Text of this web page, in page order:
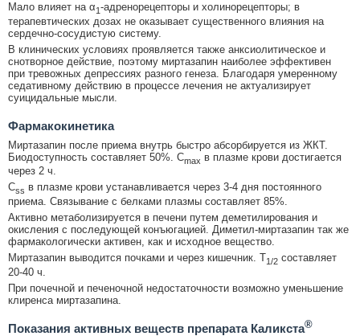
Мало влияет на α1-адренорецепторы и холинорецепторы; в
терапевтических дозах не оказывает существенного влияния на
сердечно-сосудистую систему.
В клинических условиях проявляется также анксиолитическое и
снотворное действие, поэтому миртазапин наиболее эффективен
при тревожных депрессиях разного генеза. Благодаря умеренному
седативному действию в процессе лечения не актуализирует
суицидальные мысли.
Фармакокинетика
Миртазапин после приема внутрь быстро абсорбируется из ЖКТ.
Биодоступность составляет 50%. Cmax в плазме крови достигается
через 2 ч.
Css в плазме крови устанавливается через 3-4 дня постоянного
приема. Связывание с белками плазмы составляет 85%.
Активно метаболизируется в печени путем деметилирования и
окисления с последующей конъюгацией. Диметил-миртазапин так же
фармакологически активен, как и исходное вещество.
Миртазапин выводится почками и через кишечник. T1/2 составляет
20-40 ч.
При почечной и печеночной недостаточности возможно уменьшение
клиренса миртазапина.
Показания активных веществ препарата Каликста®